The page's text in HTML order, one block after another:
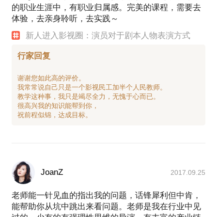
的职业生涯中，有职业归属感。完美的课程，需要去
体验，去亲身聆听，去实践～
新人进入影视圈：演员对于剧本人物表演方式
行家回复
谢谢您如此高的评价。
我常常说自己只是一个影视民工加半个人民教师。
教学这种事，我只是竭尽全力，无愧于心而已。
很高兴我的知识能帮到你，
JoanZ 2017.09.25
老师能一针见血的指出我的问题，话锋犀利但中肯，
能帮助你从坑中跳出来看问题。老师是我在行业中见